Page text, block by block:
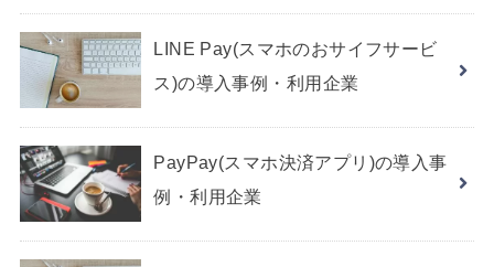
LINE Pay(スマホのおサイフサービ
ス)の導入事例・利用企業
PayPay(スマホ決済アプリ)の導入事
例・利用企業